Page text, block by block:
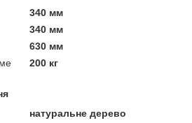
340 мм
340 мм
630 мм
200 кг
натуральне дерево